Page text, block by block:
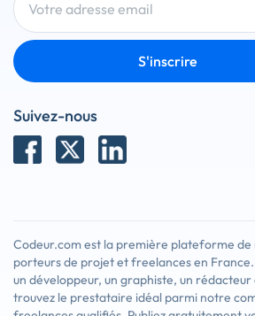
S'inscrire
Suivez-nous
Codeur.com est la première plateforme
porteurs de projet et freelances en
un développeur, un graphiste, un rédacteur
trouvez le prestataire idéal parmi notre